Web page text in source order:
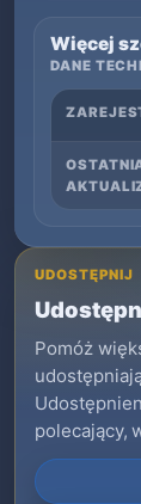
Więcej
DANE
UDOSTĘPNIJ
Pomóż
polecający,